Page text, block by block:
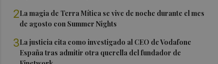
2La magia de Terra Mítica se vive de noche durante el mes
de agosto con Summer Nights
3La justicia cita como investigado al CEO de Vodafone
España tras admitir otra querella del fundador de